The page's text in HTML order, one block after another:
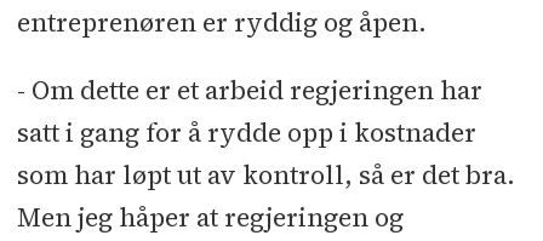
entreprenøren er ryddig og åpen.
- Om dette er et arbeid regjeringen har
satt i gang for å rydde opp i kostnader
som har løpt ut av kontroll, så er det bra.
Men jeg håper at regjeringen og